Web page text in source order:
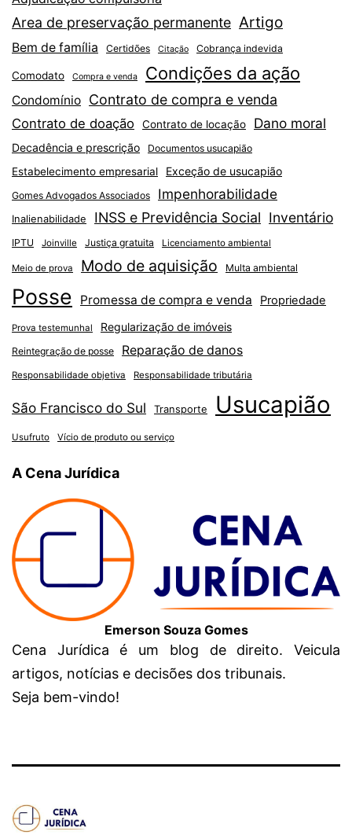
Area de preservação permanente Artigo
Bem de família Certidões Citação Cobrança indevida
Comodato Compra e venda Condições da ação
Condomínio Contrato de compra e venda
Contrato de doação Contrato de locação Dano moral
Decadência e prescrição Documentos usucapião
Estabelecimento empresarial Exceção de usucapião
Gomes Advogados Associados Impenhorabilidade
Inalienabilidade INSS e Previdência Social Inventário
IPTU Joinville Justiça gratuita Licenciamento ambiental
Meio de prova Modo de aquisição Multa ambiental
Posse Promessa de compra e venda Propriedade
Prova testemunhal Regularização de imóveis
Reintegração de posse Reparação de danos
Responsabilidade objetiva Responsabilidade tributária
São Francisco do Sul Transporte Usucapião
Usufruto Vício de produto ou serviço
A Cena Jurídica
Emerson Souza Gomes
Cena Jurídica é um blog de direito. Veicula
artigos, notícias e decisões dos tribunais.
Seja bem-vindo!